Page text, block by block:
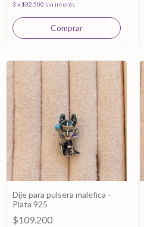
3 x $32.500 sin interés
Dije para pulsera malefica -
Plata 925
$109.200